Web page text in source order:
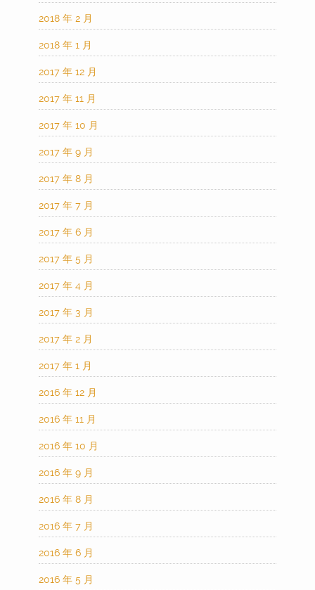
2018 年 2 月
2018 年 1 月
2017 年 12 月
2017 年 11 月
2017 年 10 月
2017 年 9 月
2017 年 8 月
2017 年 7 月
2017 年 6 月
2017 年 5 月
2017 年 4 月
2017 年 3 月
2017 年 2 月
2017 年 1 月
2016 年 12 月
2016 年 11 月
2016 年 10 月
2016 年 9 月
2016 年 8 月
2016 年 7 月
2016 年 6 月
2016 年 5 月